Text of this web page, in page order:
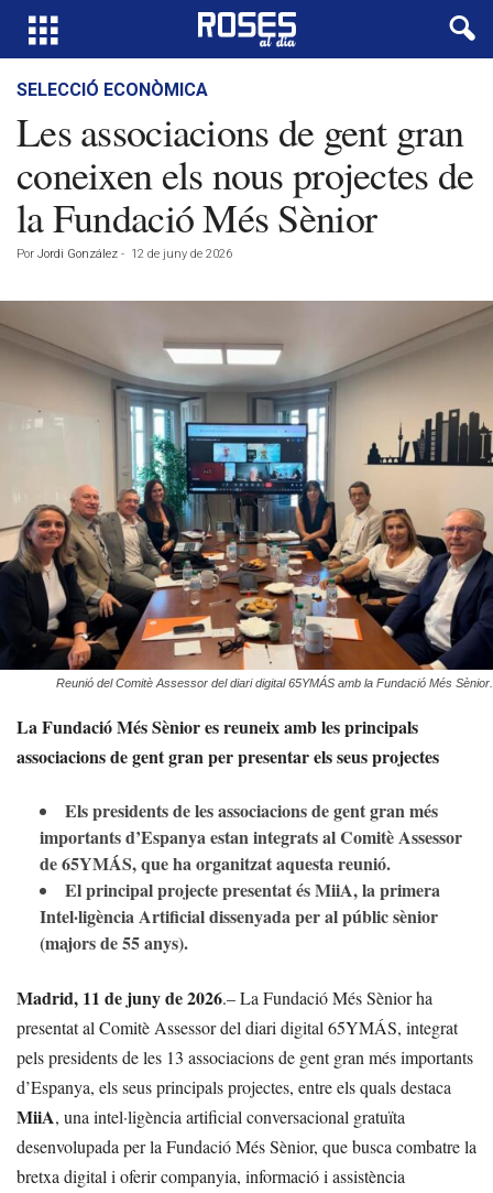
SELECCIÓ ECONÒMICA
Les associacions de gent gran
coneixen els nous projectes de
la Fundació Més Sènior
Por Jordi González - 12 de juny de 2026
Reunió del Comitè Assessor del diari digital 65YMÁS amb la Fundació Més Sènior.
La Fundació Més Sènior es reuneix amb les principals
associacions de gent gran per presentar els seus projectes
Els presidents de les associacions de gent gran més
importants d’Espanya estan integrats al Comitè Assessor
de 65YMÁS, que ha organitzat aquesta reunió.
El principal projecte presentat és MiiA, la primera
Intel·ligència Artificial dissenyada per al públic sènior
(majors de 55 anys).
Madrid, 11 de juny de 2026.– La Fundació Més Sènior ha
presentat al Comitè Assessor del diari digital 65YMÁS, integrat
pels presidents de les 13 associacions de gent gran més importants
d’Espanya, els seus principals projectes, entre els quals destaca
MiiA, una intel·ligència artificial conversacional gratuïta
desenvolupada per la Fundació Més Sènior, que busca combatre la
bretxa digital i oferir companyia, informació i assistència